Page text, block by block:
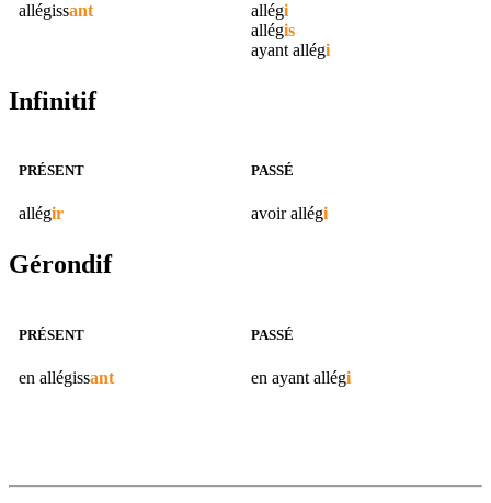
allégissant allégi
allégis
ayant allégi
Infinitif
PRÉSENT
allégir
PASSÉ
avoirallégi
Gérondif
PRÉSENT
en allégissant
PASSÉ
en ayant allégi